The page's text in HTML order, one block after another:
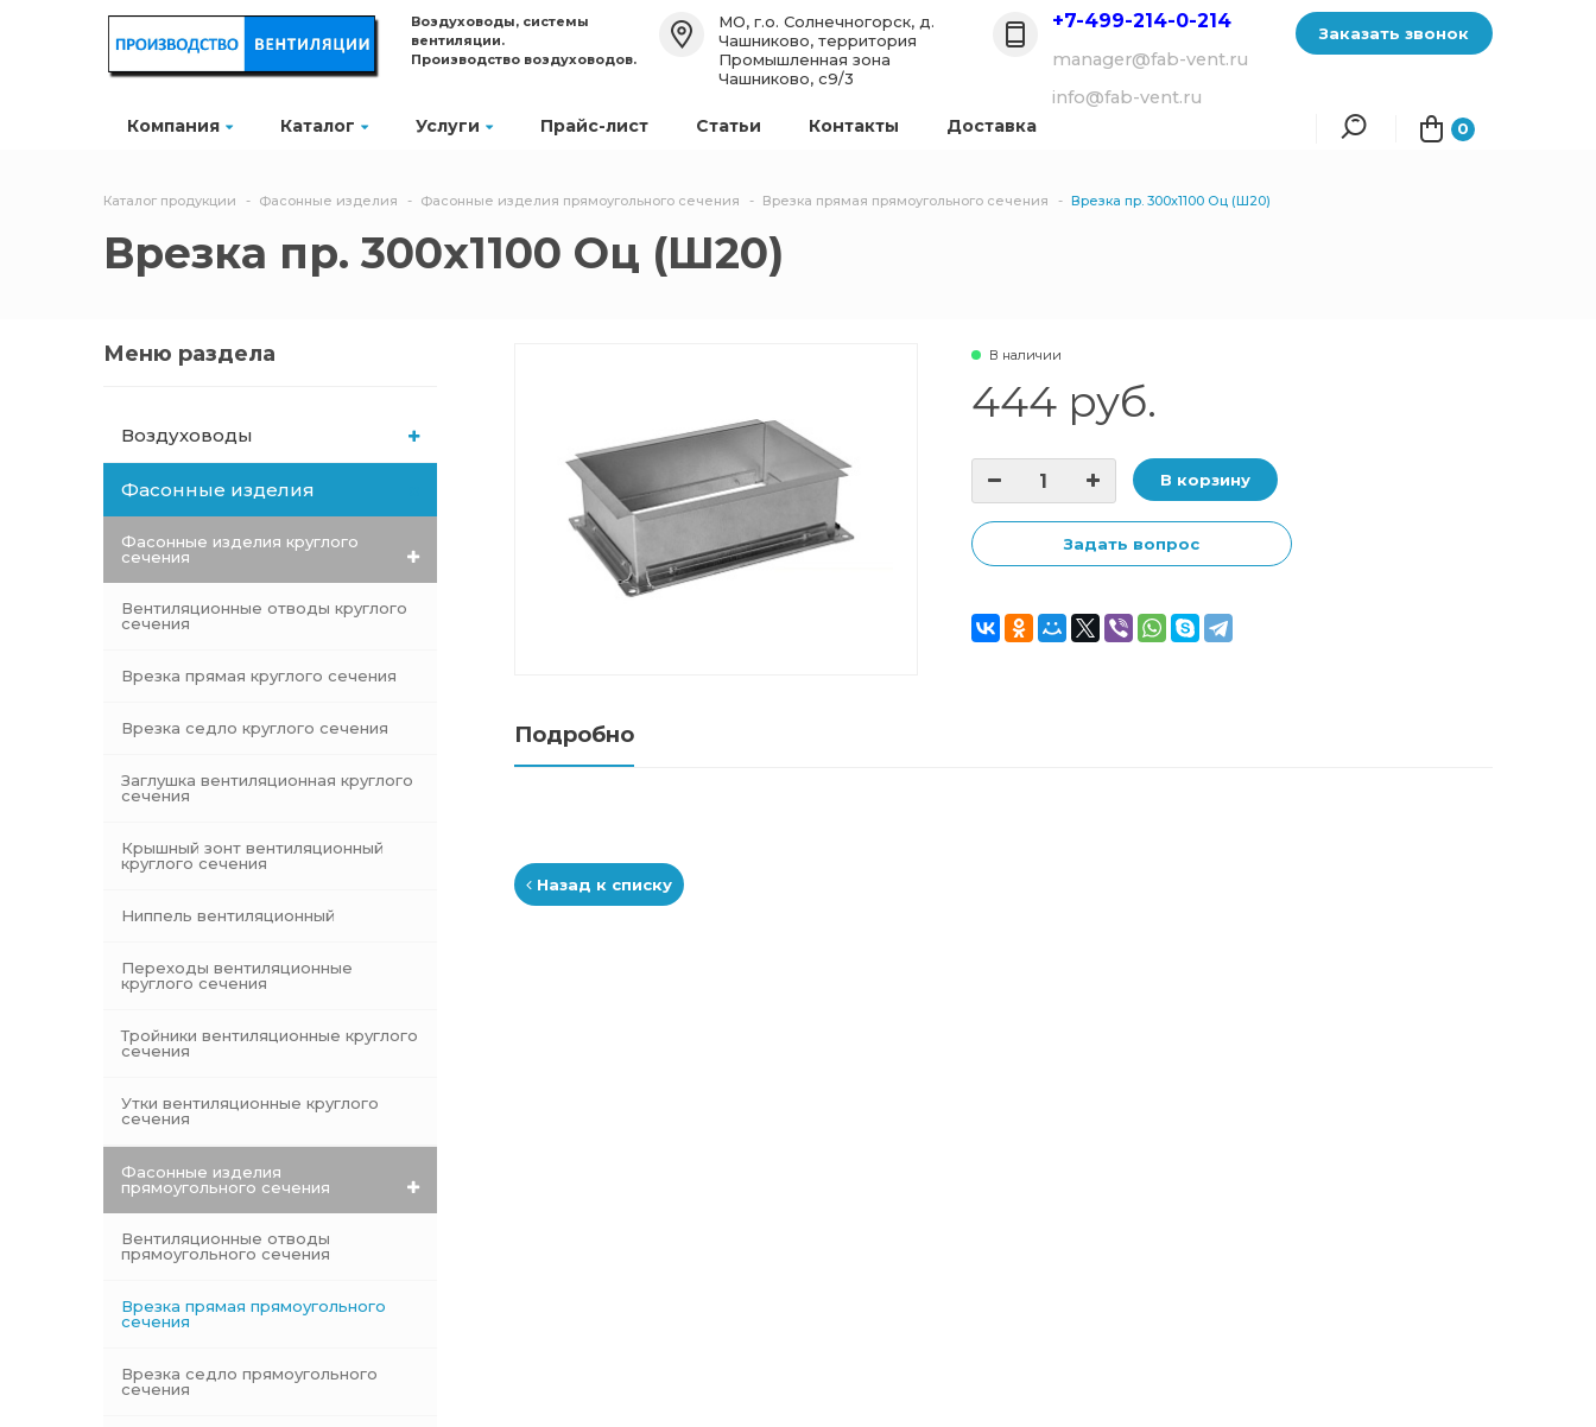
Компания Каталог Услуги Прайс-лист Статьи Контакты Доставка 0
Воздуховоды, системы
вентиляции.
Производство воздуховодов.
МО, г.о. Солнечногорск, д.
Чашниково, территория
Промышленная зона
Чашниково, с9/3
+7-499-214-0-214
manager@fab-vent.ru
info@fab-vent.ru
Заказать звонок
Каталог продукции Фасонные изделия Фасонные изделия прямоугольного сечения Врезка прямая прямоугольного сечения Врезка пр. 300х1100 Оц (Ш20)
Врезка пр. 300х1100 Оц (Ш20)
Меню раздела
Воздуховоды
Фасонные изделия
Фасонные изделия круглого
сечения
Вентиляционные отводы круглого
сечения
Врезка прямая круглого сечения
Врезка седло круглого сечения
Заглушка вентиляционная круглого
сечения
Крышный зонт вентиляционный
круглого сечения
Ниппель вентиляционный
Переходы вентиляционные
круглого сечения
Тройники вентиляционные круглого
сечения
Утки вентиляционные круглого
сечения
Фасонные изделия
прямоугольного сечения
Вентиляционные отводы
прямоугольного сечения
Врезка прямая прямоугольного
сечения
Врезка седло прямоугольного
сечения
В наличии
444 руб.
В корзину
Задать вопрос
Подробно
Назад к списку